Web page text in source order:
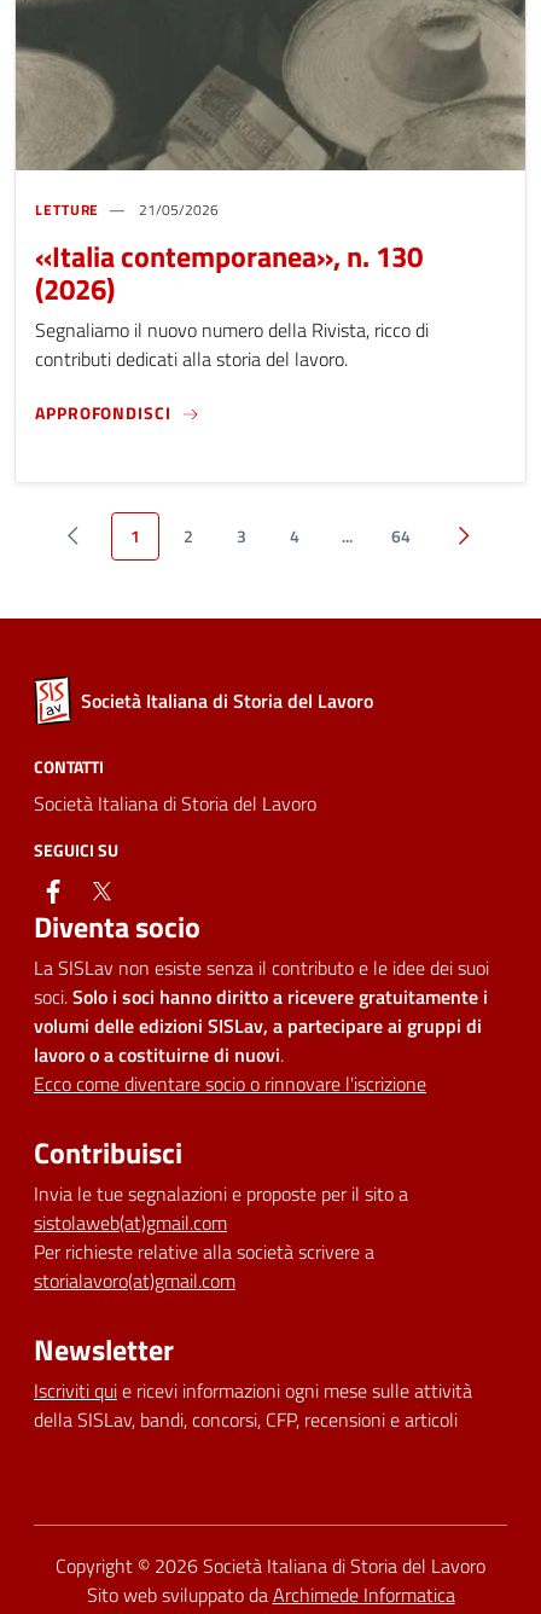
LETTURE 21/05/2026
«Italia contemporanea», n. 130
(2026)
Segnaliamo il nuovo numero della Rivista, ricco di
contributi dedicati alla storia del lavoro.
APPROFONDISCI «ITALIA CONTEMPORANEA», N. 130 (2026)
precedente
1 2 3 4 ... 64 successivo
Società Italiana di Storia del Lavoro
CONTATTI
Società Italiana di Storia del Lavoro
SEGUICI SU
facebook
Diventa socio
La SISLav non esiste senza il contributo e le idee dei suoi
soci.Solo i soci hanno diritto a ricevere gratuitamente i
volumi delle edizioni SISLav, a partecipare ai gruppi di
lavoro o a costituirne di nuovi.
Ecco come diventare socio o rinnovare l'iscrizione
Contribuisci
Invia le tue segnalazioni e proposte per il sito a
sistolaweb(at)gmail.com
Per richieste relative alla società scrivere a
storialavoro(at)gmail.com
Newsletter
Iscriviti quie ricevi informazioni ogni mese sulle attività
della SISLav, bandi, concorsi, CFP, recensioni e articoli
Copyright © 2026Società Italiana di Storia del Lavoro
Sito web sviluppato daArchimede Informatica